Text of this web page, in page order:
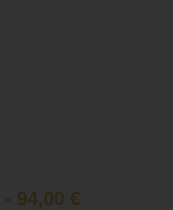
- 94,00 €